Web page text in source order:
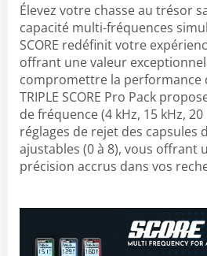
Élevez votre chasse au trésor
capacité multi-fréquences
SCORE redéfinit votre
offrant une valeur
compromettre la performance
TRIPLE SCORE Pro Pack
de fréquence (4 kHz, 15 kHz,
réglages de rejet des capsules
ajustables (0 à 8), vous offrant
précision accrus dans vos